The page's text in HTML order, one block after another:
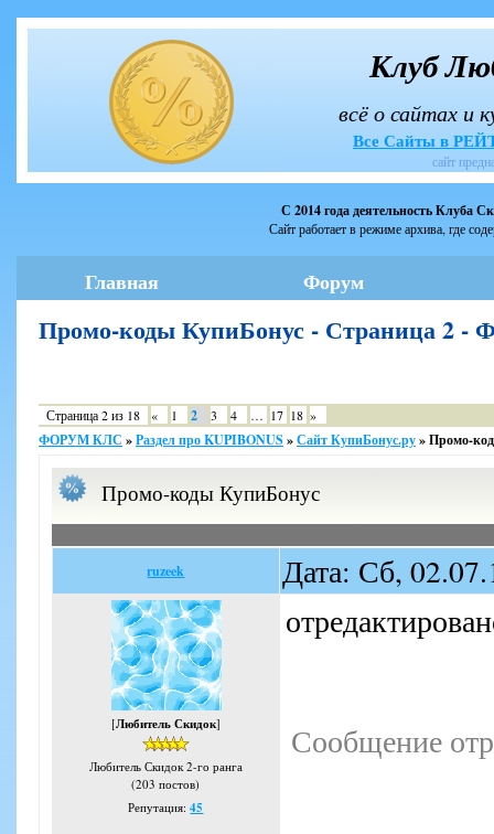
Клуб
всё о сайтах и
Все Сайты в
сайт
С 2014 года деятельность Клуба
Сайт работает в режиме архива, где
Главная Форум
Промо-коды КупиБонус - Страница 2
Страница2из 18 « 1 2 3 4 … 17 18 »
ФОРУМ КЛС »Раздел про KUPIBONUS»Сайт КупиБонус.ру»Промо-
Промо-коды КупиБонус
ruzeek Дата: Сб,
[Любитель Скидок]
Любитель Скидок 2-го ранга
(203 постов)
Репутация:45
Сообщение